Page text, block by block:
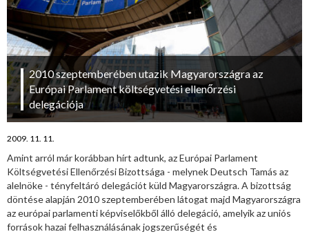
2010 szeptemberében utazik Magyarországra az
Európai Parlament költségvetési ellenőrzési
delegációja
2009. 11. 11.
Amint arról már korábban hírt adtunk, az Európai Parlament
Költségvetési Ellenőrzési Bizottsága - melynek Deutsch Tamás az
alelnöke - tényfeltáró delegációt küld Magyarországra. A bizottság
döntése alapján 2010 szeptemberében látogat majd Magyarországra
az európai parlamenti képviselőkből álló delegáció, amelyik az uniós
források hazai felhasználásának jogszerűségét és